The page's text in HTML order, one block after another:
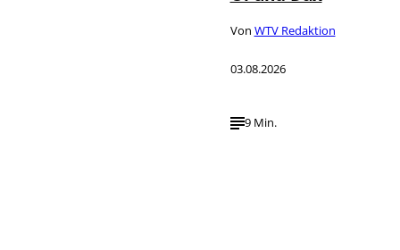
Von WTV Redaktion
03.08.2026
9 Min.